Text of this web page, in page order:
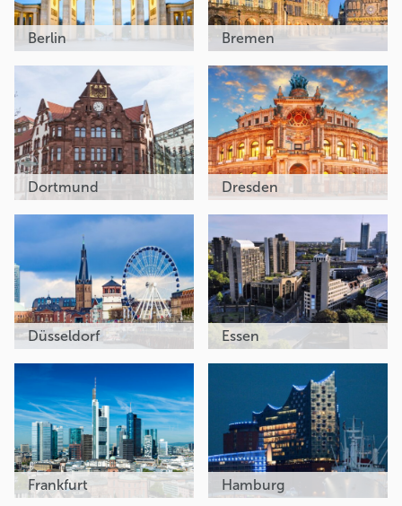
Berlin Bremen
Dortmund Dresden
Düsseldorf Essen
Frankfurt Hamburg